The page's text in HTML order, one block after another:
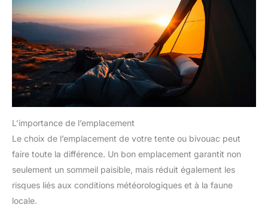
L’importance de l’emplacement
Le choix de l’emplacement de votre tente ou bivouac peut
faire toute la différence. Un bon emplacement garantit non
seulement un sommeil paisible, mais réduit également les
risques liés aux conditions météorologiques et à la faune
locale.